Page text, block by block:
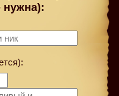
нужна):